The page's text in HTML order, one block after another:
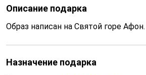
Описание подарка
Образ написан на Святой горе Афон.
Назначение подарка